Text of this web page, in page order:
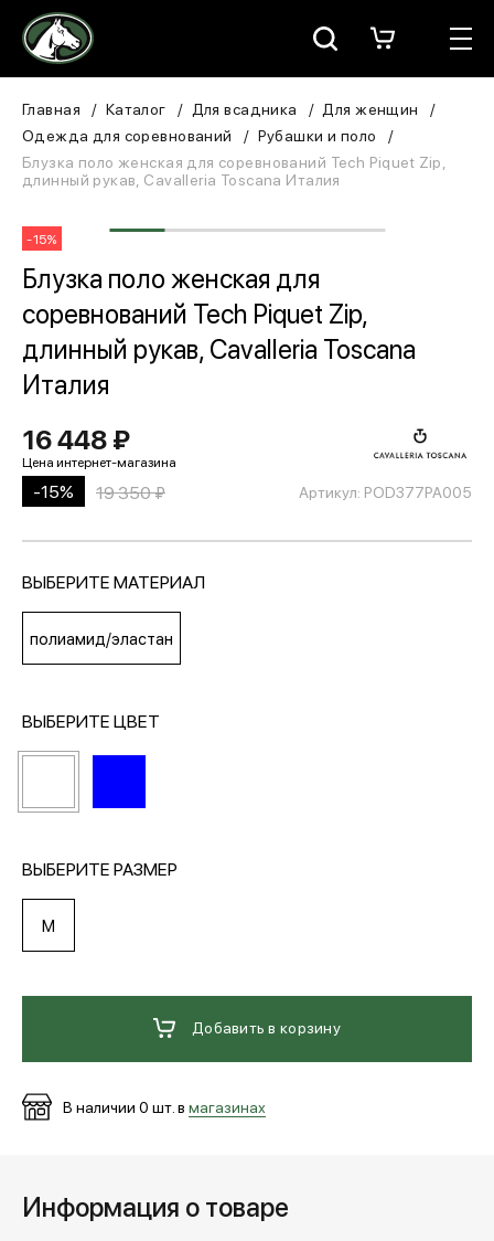
Москва
Для всадника
ЗООТОВАРЫ
Для собаки
БРЕНДЫ
ПОКУПАТЕЛЯМ
Главная Каталог Для всадника
Для женщин
Одежда для соревнований
Рубашки и поло
Блузка поло женская для соревнований Tech Piquet Zip,
длинный рукав, Cavalleria Toscana Италия
-15%
Блузка поло женская для
соревнований Tech Piquet Zip,
длинный рукав, Cavalleria Toscana
Италия
Артикул: POD377PA005
16 448 ₽
-15% 19 350 ₽
ВЫБЕРИТЕ МАТЕРИАЛ
полиамид/эластан
ВЫБЕРИТЕ ЦВЕТ
ВЫБЕРИТЕ РАЗМЕР
M
Добавить в корзину
В наличии 0 шт. в магазинах
Информация о товаре